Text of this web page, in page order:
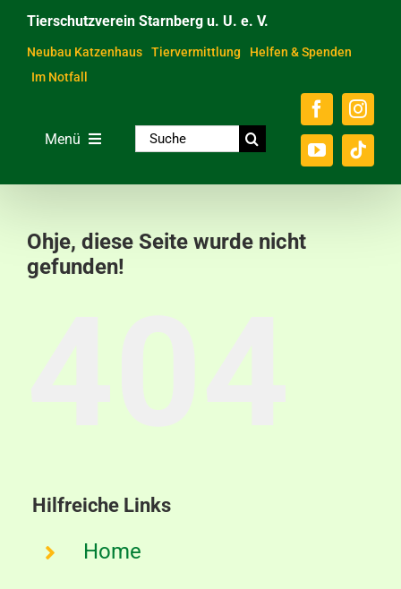
Inhalt
springen
Tierschutzverein Starnberg u. U. e. V.
Neubau Katzenhaus Tiervermittlung
Helfen & Spenden
Im Notfall
Menü
Über das Tierheim
Der Verein
Ratgeber & Service
Aktuelles
Suche
nach:
Ohje, diese Seite wurde nicht
gefunden!
404
Hilfreiche Links
Home